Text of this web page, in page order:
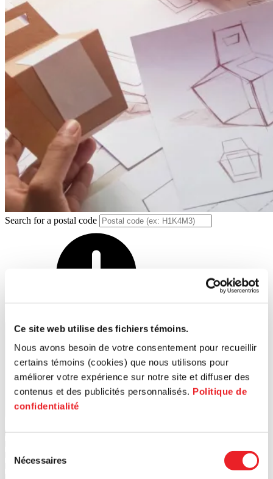
Ce site web utilise des fichiers témoins.
Nous avons besoin de votre consentement pour recueillir
certains témoins (cookies) que nous utilisons pour
améliorer votre expérience sur notre site et diffuser des
contenus et des publicités personnalisés. Politique de
confidentialité
Nécessaires
Search for a postal code
Search
1 PME MTL Ouest-de-l'Île
3 PME MTL Grand Sud-Ouest
4 PME MTL Centre-Ville